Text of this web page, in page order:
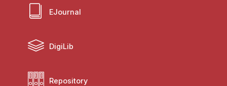
EJournal
DigiLib
Repository